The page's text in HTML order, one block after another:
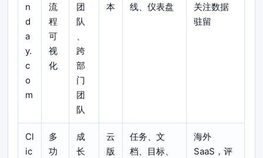
n
d
a
y.
c
o
m
流
程
可
视
化
团
队
、
跨
部
门
团
队
本
线、仪表盘
关注数据
驻留
Cl
ic
多
功
成
长
云
版
任务、文
档、目标、
海外
SaaS，评